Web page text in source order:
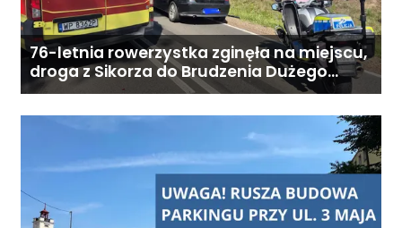
76-letnia rowerzystka zginęła na miejscu,
droga z Sikorza do Brudzenia Dużego
zablokowana